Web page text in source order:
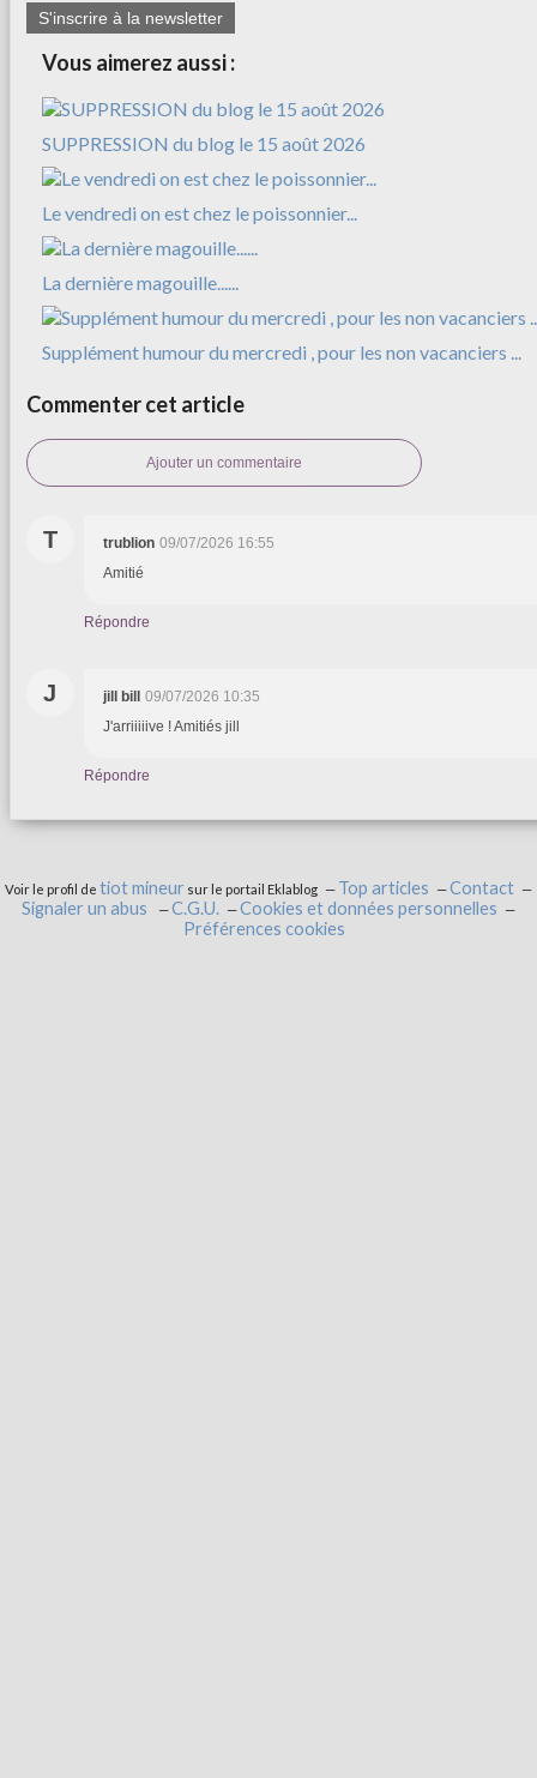
S'inscrire à la newsletter
Vous aimerez aussi :
SUPPRESSION du blog le 15 août 2026
Le vendredi on est chez le poissonnier...
La dernière magouille......
Supplément humour du mercredi , pour les non vacanciers ...
Commenter cet article
Ajouter un commentaire
T trublion 09/07/2026 16:55
Amitié
Répondre
J jill bill
09/07/2026 10:35
J'arriiiiive ! Amitiés jill
Répondre
Voir le profil de tiot mineur sur le portail Eklablog Top articles
Contact
Signaler un abus
C.G.U.
Cookies et données personnelles
Préférences cookies